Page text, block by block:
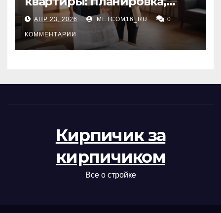
состояние жилья и
проверка документов
АПР 23, 2026 METCOM16_RU 0
КОММЕНТАРИИ
Кирпичик за
кирпичиком
Все о стройке